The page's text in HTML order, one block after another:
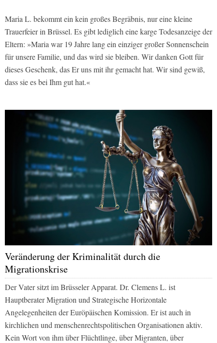
Maria L. bekommt ein kein großes Begräbnis, nur eine kleine
Trauerfeier in Brüssel. Es gibt lediglich eine karge Todesanzeige der
Eltern: »Maria war 19 Jahre lang ein einziger großer Sonnenschein
für unsere Familie, und das wird sie bleiben. Wir danken Gott für
dieses Geschenk, das Er uns mit ihr gemacht hat. Wir sind gewiß,
dass sie es bei Ihm gut hat.«
Veränderung der Kriminalität durch die
Migrationskrise
Der Vater sitzt im Brüsseler Apparat. Dr. Clemens L. ist
Hauptberater Migration und Strategische Horizontale
Angelegenheiten der Euröpäischen Komission. Er ist auch in
kirchlichen und menschenrechtspolitischen Organisationen aktiv.
Kein Wort von ihm über Flüchtlinge, über Migranten, über